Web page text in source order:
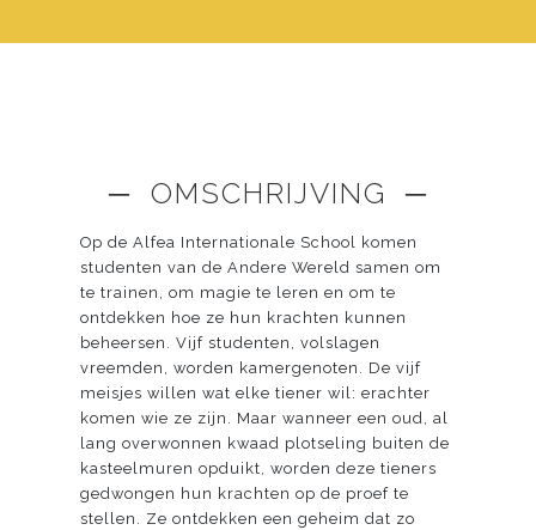
─ OMSCHRIJVING ─
Op de Alfea Internationale School komen
studenten van de Andere Wereld samen om
te trainen, om magie te leren en om te
ontdekken hoe ze hun krachten kunnen
beheersen. Vijf studenten, volslagen
vreemden, worden kamergenoten. De vijf
meisjes willen wat elke tiener wil: erachter
komen wie ze zijn. Maar wanneer een oud, al
lang overwonnen kwaad plotseling buiten de
kasteelmuren opduikt, worden deze tieners
gedwongen hun krachten op de proef te
stellen. Ze ontdekken een geheim dat zo